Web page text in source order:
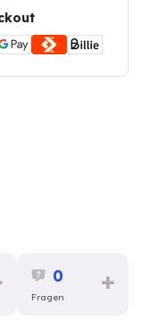
0
Fragen